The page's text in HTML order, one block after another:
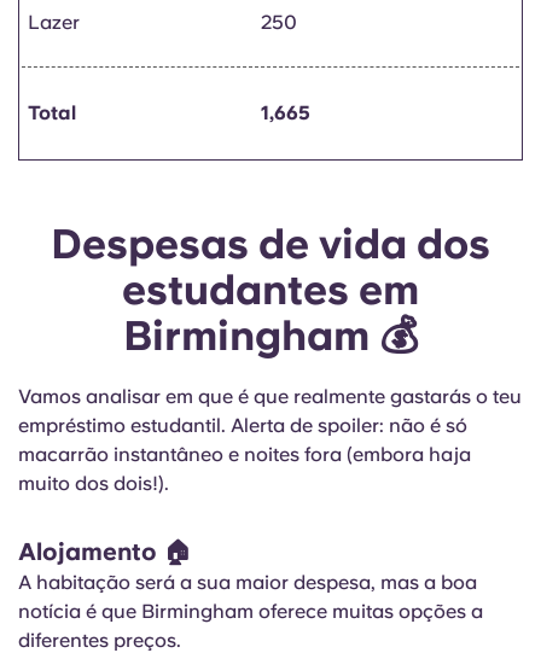
Lazer 250
Total 1,665
Despesas de vida dos
estudantes em
Birmingham 💰
Vamos analisar em que é que realmente gastarás o teu
empréstimo estudantil. Alerta de spoiler: não é só
macarrão instantâneo e noites fora (embora haja
muito dos dois!).
Alojamento 🏠
A habitação será a sua maior despesa, mas a boa
notícia é que Birmingham oferece muitas opções a
diferentes preços.